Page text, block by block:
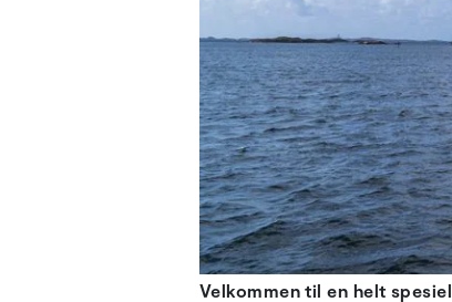
Velkommen til en helt